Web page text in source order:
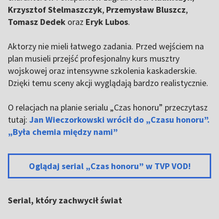
Krzysztof Stelmaszczyk, Przemysław Bluszcz,
Tomasz Dedek oraz Eryk Lubos.
Aktorzy nie mieli łatwego zadania. Przed wejściem na
plan musieli przejść profesjonalny kurs musztry
wojskowej oraz intensywne szkolenia kaskaderskie.
Dzięki temu sceny akcji wyglądają bardzo realistycznie.
O relacjach na planie serialu „Czas honoru” przeczytasz
tutaj: Jan Wieczorkowski wrócił do „Czasu honoru”.
„Była chemia między nami”
Oglądaj serial „Czas honoru” w TVP VOD!
Serial, który zachwycił świat